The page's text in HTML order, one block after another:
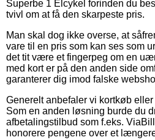
Superbe 1 Elcykel forinden du
tvivl om at få den skarpeste pris.
Man skal dog ikke overse, at
vare til en pris som kan ses som
det tit være et fingerpeg om en
med kort er på den anden side
garanterer dig imod falske
Generelt anbefaler vi kortkøb
Som en anden løsning burde du
afbetalingstilbud som f.eks.
honorere pengene over et